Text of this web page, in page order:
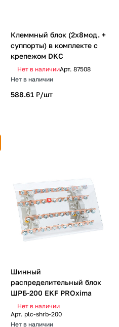
Клеммный блок (2х8мод. +
суппорты) в комплекте с
крепежом DKC
Нет в наличииАрт. 87508
Нет в наличии
588.61 ₽/шт
Шинный
распределительный блок
ШРБ-200 EKF PROxima
Нет в наличии
Арт. plc-shrb-200
Нет в наличии